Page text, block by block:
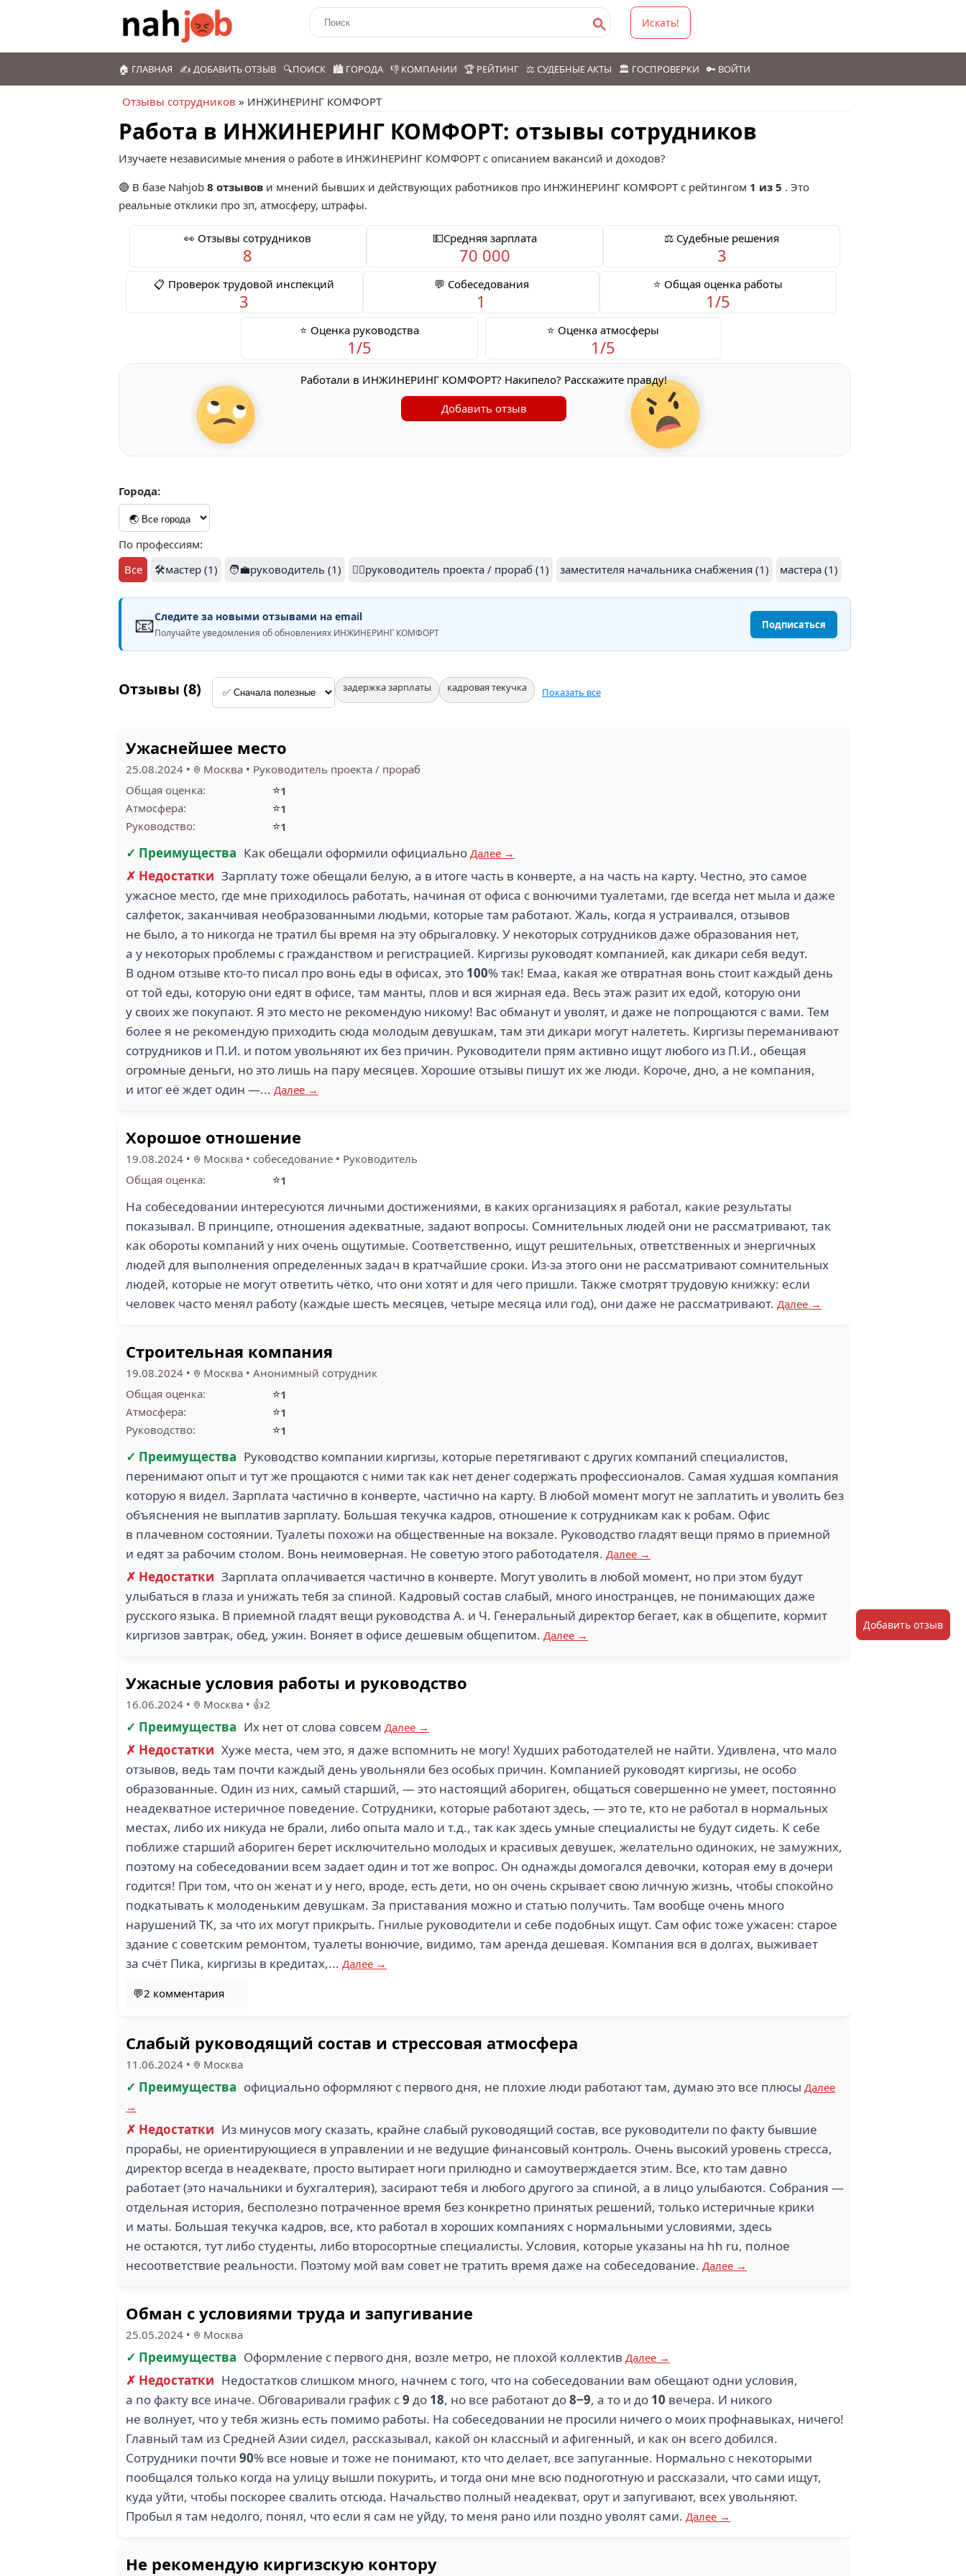
Искать!
🏠 ГЛАВНАЯ ✍️ ДОБАВИТЬ ОТЗЫВ 🔍ПОИСК 🏙️ ГОРОДА 👎 КОМПАНИИ 🏆 РЕЙТИНГ ⚖️ СУДЕБНЫЕ АКТЫ 🏛️ ГОСПРОВЕРКИ 🔑 ВОЙТИ
Отзывы сотрудников » ИНЖИНЕРИНГ КОМФОРТ
Работа в ИНЖИНЕРИНГ КОМФОРТ: отзывы сотрудников
Изучаете независимые мнения о работе в ИНЖИНЕРИНГ КОМФОРТ с описанием вакансий и доходов?
🔴 В базе Nahjob 8 отзывов и мнений бывших и действующих работников про ИНЖИНЕРИНГ КОМФОРТс рейтингом 1 из 5 . Это
реальные отклики про зп, атмосферу, штрафы.
👀 Отзывы сотрудников
8
💵Средняя зарплата
70 000
⚖️ Судебные решения
3
📋 Проверок трудовой инспекций
3
💬 Собеседования
1
⭐ Общая оценка работы
1/5
⭐ Оценка руководства
1/5
⭐ Оценка атмосферы
1/5
Работали в ИНЖИНЕРИНГ КОМФОРТ? Накипело? Расскажите правду!
Добавить отзыв
Города:
По профессиям:
Все
🛠️мастер (1) 🧑‍💼руководитель (1) 👷‍♂️руководитель проекта / прораб (1) заместителя начальника снабжения (1) мастера (1)
📧Следите за новыми отзывами на email
Получайте уведомления об обновлениях ИНЖИНЕРИНГ КОМФОРТ
Подписаться
Отзывы (8) задержка зарплаты кадровая текучка Показать все
Ужаснейшее место
25.08.2024 • Москва • Руководитель проекта / прораб
Общая оценка:
⭐1
Атмосфера:
⭐1
Руководство:
⭐1
✓ Преимущества Как обещали оформили официально Далее →
✗ Недостатки Зарплату тоже обещали белую, а в итоге часть в конверте, а на часть на карту. Честно, это самое
ужасное место, где мне приходилось работать, начиная от офиса с вонючими туалетами, где всегда нет мыла и даже
салфеток, заканчивая необразованными людьми, которые там работают. Жаль, когда я устраивался, отзывов
не было, а то никогда не тратил бы время на эту обрыгаловку. У некоторых сотрудников даже образования нет,
а у некоторых проблемы с гражданством и регистрацией. Киргизы руководят компанией, как дикари себя ведут.
В одном отзыве кто-то писал про вонь еды в офисах, это 100% так! Емаа, какая же отвратная вонь стоит каждый день
от той еды, которую они едят в офисе, там манты, плов и вся жирная еда. Весь этаж разит их едой, которую они
у своих же покупают. Я это место не рекомендую никому! Вас обманут и уволят, и даже не попрощаются с вами. Тем
более я не рекомендую приходить сюда молодым девушкам, там эти дикари могут налететь. Киргизы переманивают
сотрудников и П.И. и потом увольняют их без причин. Руководители прям активно ищут любого из П.И., обещая
огромные деньги, но это лишь на пару месяцев. Хорошие отзывы пишут их же люди. Короче, дно, а не компания,
и итог её ждет один —... Далее →
Хорошое отношение
19.08.2024 • Москва • собеседование • Руководитель
Общая оценка:
⭐1
На собеседовании интересуются личными достижениями, в каких организациях я работал, какие результаты
показывал. В принципе, отношения адекватные, задают вопросы. Сомнительных людей они не рассматривают, так
как обороты компаний у них очень ощутимые. Соответственно, ищут решительных, ответственных и энергичных
людей для выполнения определённых задач в кратчайшие сроки. Из-за этого они не рассматривают сомнительных
людей, которые не могут ответить чётко, что они хотят и для чего пришли. Также смотрят трудовую книжку: если
человек часто менял работу (каждые шесть месяцев, четыре месяца или год), они даже не рассматривают. Далее →
Строительная компания
19.08.2024 • Москва • Анонимный сотрудник
Общая оценка:
⭐1
Атмосфера:
⭐1
Руководство:
⭐1
✓ Преимущества Руководство компании киргизы, которые перетягивают с других компаний специалистов,
перенимают опыт и тут же прощаются с ними так как нет денег содержать профессионалов. Самая худшая компания
которую я видел. Зарплата частично в конверте, частично на карту. В любой момент могут не заплатить и уволить без
объяснения не выплатив зарплату. Большая текучка кадров, отношение к сотрудникам как к робам. Офис
в плачевном состоянии. Туалеты похожи на общественные на вокзале. Руководство гладят вещи прямо в приемной
и едят за рабочим столом. Вонь неимоверная. Не советую этого работодателя. Далее →
✗ Недостатки Зарплата оплачивается частично в конверте. Могут уволить в любой момент, но при этом будут
улыбаться в глаза и унижать тебя за спиной. Кадровый состав слабый, много иностранцев, не понимающих даже
русского языка. В приемной гладят вещи руководства А. и Ч. Генеральный директор бегает, как в общепите, кормит
киргизов завтрак, обед, ужин. Воняет в офисе дешевым общепитом. Далее →
Ужасные условия работы и руководство
16.06.2024 • Москва • 👍2
✓ Преимущества Их нет от слова совсем Далее →
✗ Недостатки Хуже места, чем это, я даже вспомнить не могу! Худших работодателей не найти. Удивлена, что мало
отзывов, ведь там почти каждый день увольняли без особых причин. Компанией руководят киргизы, не особо
образованные. Один из них, самый старший, — это настоящий абориген, общаться совершенно не умеет, постоянно
неадекватное истеричное поведение. Сотрудники, которые работают здесь, — это те, кто не работал в нормальных
местах, либо их никуда не брали, либо опыта мало и т.д., так как здесь умные специалисты не будут сидеть. К себе
поближе старший абориген берет исключительно молодых и красивых девушек, желательно одиноких, не замужних,
поэтому на собеседовании всем задает один и тот же вопрос. Он однажды домогался девочки, которая ему в дочери
годится! При том, что он женат и у него, вроде, есть дети, но он очень скрывает свою личную жизнь, чтобы спокойно
подкатывать к молоденьким девушкам. За приставания можно и статью получить. Там вообще очень много
нарушений ТК, за что их могут прикрыть. Гнилые руководители и себе подобных ищут. Сам офис тоже ужасен: старое
здание с советским ремонтом, туалеты вонючие, видимо, там аренда дешевая. Компания вся в долгах, выживает
за счёт Пика, киргизы в кредитах,... Далее →
💬2 комментария
Слабый руководящий состав и стрессовая атмосфера
11.06.2024 • Москва
✓ Преимущества официально оформляют с первого дня, не плохие люди работают там, думаю это все плюсы Далее
→
✗ Недостатки Из минусов могу сказать, крайне слабый руководящий состав, все руководители по факту бывшие
прорабы, не ориентирующиеся в управлении и не ведущие финансовый контроль. Очень высокий уровень стресса,
директор всегда в неадеквате, просто вытирает ноги прилюдно и самоутверждается этим. Все, кто там давно
работает (это начальники и бухгалтерия), засирают тебя и любого другого за спиной, а в лицо улыбаются. Собрания —
отдельная история, бесполезно потраченное время без конкретно принятых решений, только истеричные крики
и маты. Большая текучка кадров, все, кто работал в хороших компаниях с нормальными условиями, здесь
не остаются, тут либо студенты, либо второсортные специалисты. Условия, которые указаны на hh ru, полное
несоответствие реальности. Поэтому мой вам совет не тратить время даже на собеседование. Далее →
Обман с условиями труда и запугивание
25.05.2024 • Москва
✓ Преимущества Оформление с первого дня, возле метро, не плохой коллектив Далее →
✗ Недостатки Недостатков слишком много, начнем с того, что на собеседовании вам обещают одни условия,
а по факту все иначе. Обговаривали график с9 до 18, но все работают до8−9, а то и до 10 вечера. И никого
не волнует, что у тебя жизнь есть помимо работы. На собеседовании не просили ничего о моих профнавыках, ничего!
Главный там из Средней Азии сидел, рассказывал, какой он классный и афигенный, и как он всего добился.
Сотрудники почти 90% все новые и тоже не понимают, кто что делает, все запуганные. Нормально с некоторыми
пообщался только когда на улицу вышли покурить, и тогда они мне всю подноготную и рассказали, что сами ищут,
куда уйти, чтобы поскорее свалить отсюда. Начальство полный неадекват, орут и запугивают, всех увольняют.
Пробыл я там недолго, понял, что если я сам не уйду, то меня рано или поздно уволят сами. Далее →
Не рекомендую киргизскую контору
Добавить отзыв